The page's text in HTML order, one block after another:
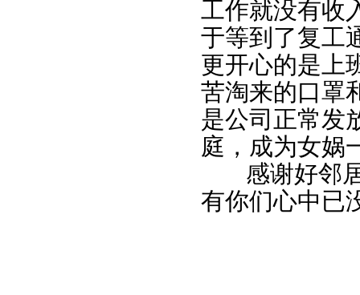
工作就没有收
于等到了复工
更开心的是上
苦淘来的口罩
是公司正常发
庭，成为女娲
感谢好邻居
有你们心中已